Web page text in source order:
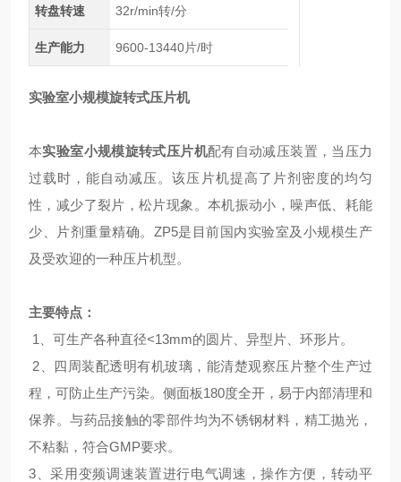
转盘转速 32r/min转/分
生产能力 9600-13440片/时
实验室小规模旋转式压片机
本实验室小规模旋转式压片机配有自动减压装置，当压力
过载时，能自动减压。该压片机提高了片剂密度的均匀
性，减少了裂片，松片现象。本机振动小，噪声低、耗能
少、片剂重量精确。 ZP5是目前国内实验室及小规模生产
及受欢迎的一种压片机型。
主要特点：
1
、可生产各种直径<13mm的圆片、异型片、环形片。
2 、四周装配透明有机玻璃，能清楚观察压片整个生产过
程，可防止生产污染。侧面板180度全开，易于内部清理和
保养。与药品接触的零部件均为不锈钢材料，精工抛光，
不粘黏，符合GMP要求。
3 、采用变频调速装置进行电气调速，操作方便，转动平